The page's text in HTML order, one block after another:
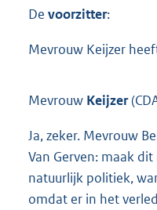
De voorzitter:
Mevrouw Keijzer
Mevrouw Keijzer
Ja, zeker. Mevrouw
Van Gerven: maak
natuurlijk politiek,
omdat er in het